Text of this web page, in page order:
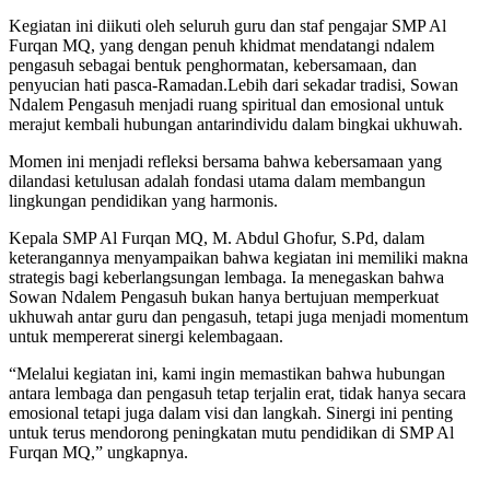
Kegiatan ini diikuti oleh seluruh guru dan staf pengajar SMP Al
Furqan MQ, yang dengan penuh khidmat mendatangi ndalem
pengasuh sebagai bentuk penghormatan, kebersamaan, dan
penyucian hati pasca-Ramadan.Lebih dari sekadar tradisi, Sowan
Ndalem Pengasuh menjadi ruang spiritual dan emosional untuk
merajut kembali hubungan antarindividu dalam bingkai ukhuwah.
Momen ini menjadi refleksi bersama bahwa kebersamaan yang
dilandasi ketulusan adalah fondasi utama dalam membangun
lingkungan pendidikan yang harmonis.
Kepala SMP Al Furqan MQ, M. Abdul Ghofur, S.Pd, dalam
keterangannya menyampaikan bahwa kegiatan ini memiliki makna
strategis bagi keberlangsungan lembaga. Ia menegaskan bahwa
Sowan Ndalem Pengasuh bukan hanya bertujuan memperkuat
ukhuwah antar guru dan pengasuh, tetapi juga menjadi momentum
untuk mempererat sinergi kelembagaan.
“Melalui kegiatan ini, kami ingin memastikan bahwa hubungan
antara lembaga dan pengasuh tetap terjalin erat, tidak hanya secara
emosional tetapi juga dalam visi dan langkah. Sinergi ini penting
untuk terus mendorong peningkatan mutu pendidikan di SMP Al
Furqan MQ,” ungkapnya.